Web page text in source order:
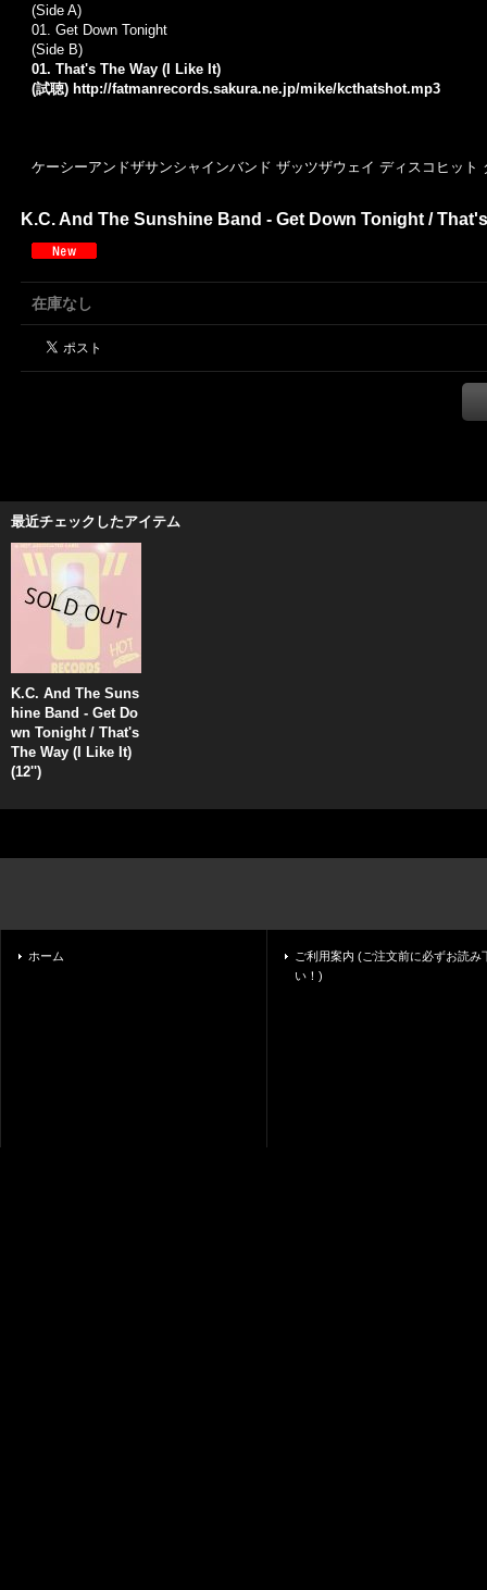
(Side A)
01. Get Down Tonight
(Side B)
01. That's The Way (I Like It)
(試聴) http://fatmanrecords.sakura.ne.jp/mike/kcthatshot.mp3
ケーシーアンドザサンシャインバンド ザッツザウェイ ディスコヒット
K.C. And The Sunshine Band - Get Down Tonight /
在庫なし
最近チェックしたアイテム
K.C. And The Suns
hine Band - Get Do
wn Tonight / That's
The Way (I Like It)
(12'')
ホーム
ご利用案内 (ご注文前に必ずお読み
い！)